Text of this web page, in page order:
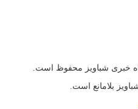
خبری شباویز محفوظ است.
بلامانع است.